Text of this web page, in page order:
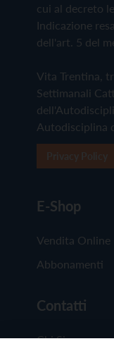
cui al decreto
Indicazione
dell'art. 5 del
Vita Trentina,
Settimanali
Autodisciplina
E-Shop
Vendita Online
Abbonamenti
Contatti
Chi Siamo